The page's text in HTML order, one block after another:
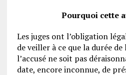
Pourquoi cette
Les juges ont l’obligation
de veiller à ce que la durée
l’accusé ne soit pas
date, encore inconnue, de